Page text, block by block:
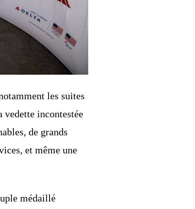
les suites
incontestée
de grands
et même une
médaillé